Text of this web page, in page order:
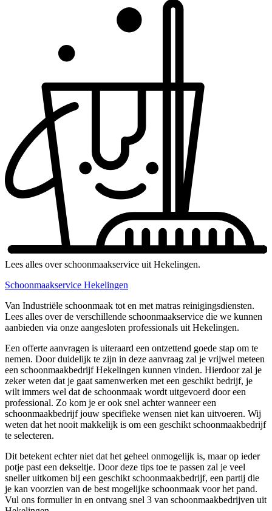
Lees alles over schoonmaakservice uit Hekelingen.
Schoonmaakservice Hekelingen
Van Industriële schoonmaak tot en met matras reinigingsdiensten.
Lees alles over de verschillende schoonmaakservice die we kunnen
aanbieden via onze aangesloten professionals uit Hekelingen.
Een offerte aanvragen is uiteraard een ontzettend goede stap om te
nemen. Door duidelijk te zijn in deze aanvraag zal je vrijwel meteen
een schoonmaakbedrijf Hekelingen kunnen vinden. Hierdoor zal je
zeker weten dat je gaat samenwerken met een geschikt bedrijf, je
wilt immers wel dat de schoonmaak wordt uitgevoerd door een
professional. Zo kom je er ook snel achter wanneer een
schoonmaakbedrijf jouw specifieke wensen niet kan uitvoeren. Wij
weten dat het nooit makkelijk is om een geschikt schoonmaakbedrijf
te selecteren.
Dit betekent echter niet dat het geheel onmogelijk is, maar op ieder
potje past een dekseltje. Door deze tips toe te passen zal je veel
sneller uitkomen bij een geschikt schoonmaakbedrijf, een partij die
je kan voorzien van de best mogelijke schoonmaak voor het pand.
Vul ons formulier in en ontvang snel 3 van schoonmaakbedrijven uit